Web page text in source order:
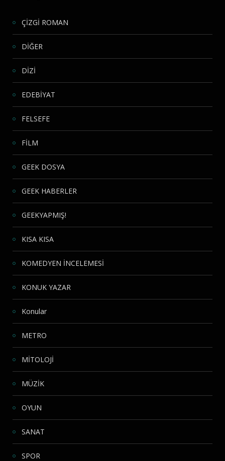
ÇİZGİ ROMAN
DİĞER
DİZİ
EDEBİYAT
FELSEFE
FİLM
GEEK DOSYA
GEEK HABERLER
GEEKYAPMIŞ!
KISA KISA
KOMEDYEN İNCELEMESİ
KONUK YAZAR
Konular
METRO
MİTOLOJİ
MÜZİK
OYUN
SANAT
SPOR